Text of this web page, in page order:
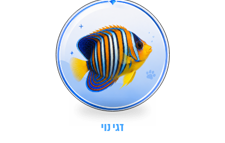
דגי נוי